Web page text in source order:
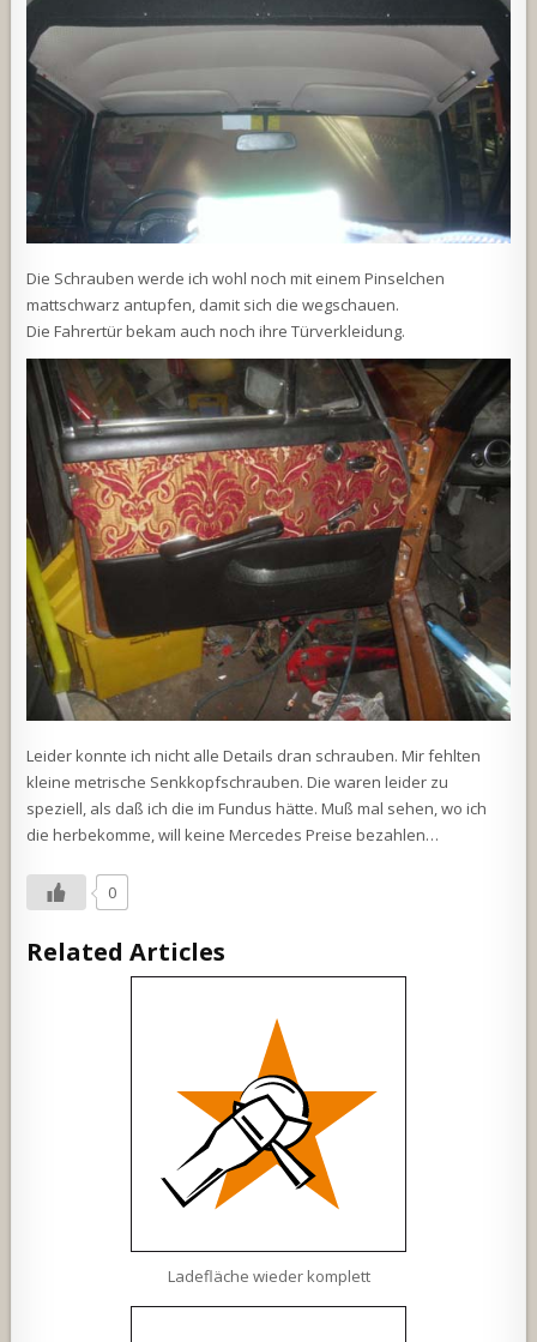
Die Schrauben werde ich wohl noch mit einem Pinselchen
mattschwarz antupfen, damit sich die wegschauen.
Die Fahrertür bekam auch noch ihre Türverkleidung.
Leider konnte ich nicht alle Details dran schrauben. Mir fehlten
kleine metrische Senkkopfschrauben. Die waren leider zu
speziell, als daß ich die im Fundus hätte. Muß mal sehen, wo ich
die herbekomme, will keine Mercedes Preise bezahlen…
0
Related Articles
Ladefläche wieder komplett